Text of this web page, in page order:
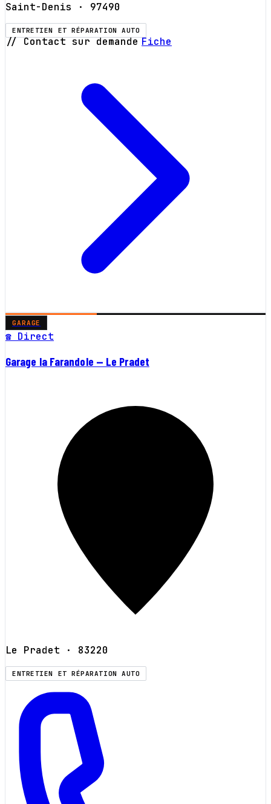
Saint-Denis · 97490
ENTRETIEN ET RÉPARATION AUTO
// Contact sur demande Fiche
GARAGE
☎ Direct
Garage la Farandole — Le Pradet
Le Pradet · 83220
ENTRETIEN ET RÉPARATION AUTO